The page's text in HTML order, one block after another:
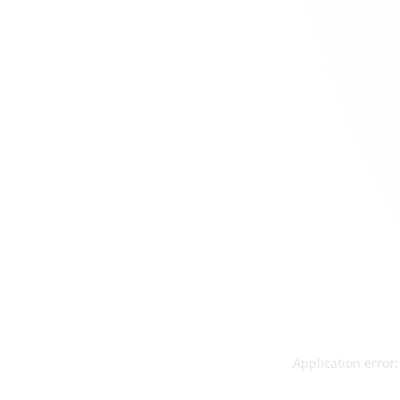
Application